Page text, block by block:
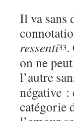
Il va sans
ressenti33.
on ne
l’autre
négative :
catégorie